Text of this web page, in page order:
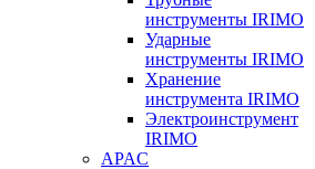
инструменты IRIMO
Ударные
инструменты IRIMO
Хранение
инструмента IRIMO
Электроинструмент
IRIMO
APAC